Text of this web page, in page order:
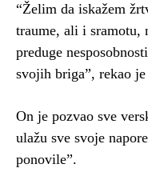
“Želim da iskažem
traume, ali i sramotu,
preduge
svojih briga”, rekao
On je pozvao sve
ulažu sve svoje
ponovile”.